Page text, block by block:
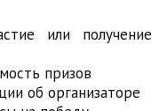
или получение
призов
об организаторе